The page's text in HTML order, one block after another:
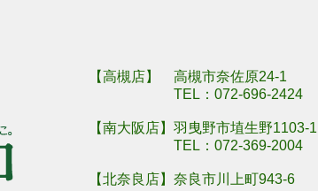
【高槻店】 高槻市奈佐原24-1
TEL： 072-696-2424
【南大阪店】羽曳野市埴生野1103-1
TEL： 072-369-2004
【北奈良店】奈良市川上町943-6